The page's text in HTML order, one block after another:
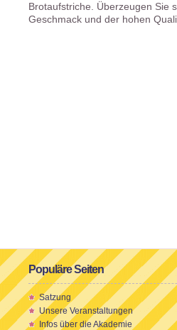
Brotaufstriche. Überzeugen Sie
Geschmack und der hohen
Populäre Seiten
Satzung
Unsere Veranstaltungen
Infos über die Akademie